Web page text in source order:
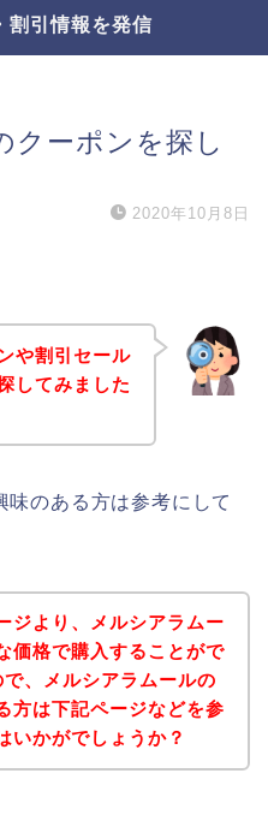
割引情報を発信
クーポンを探し
2020年10月8日
や割引セール
してみました
味のある方は参考にして
ジより、メルシアラムー
価格で購入することがで
、メルシアラムールの
方は下記ページなどを参
いかがでしょうか？